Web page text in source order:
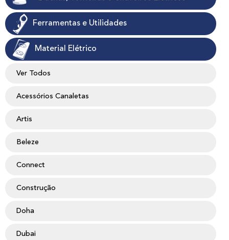
Ferramentas e Utilidades
Material Elétrico
Ver Todos
Acessórios Canaletas
Artis
Beleze
Connect
Construção
Doha
Dubai